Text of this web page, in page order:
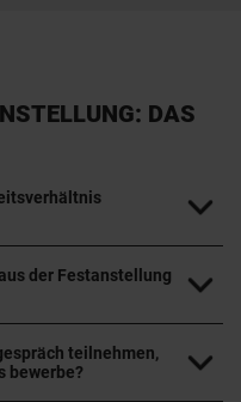
DAS
der Festanstellung
teilnehmen,
bewerbe?